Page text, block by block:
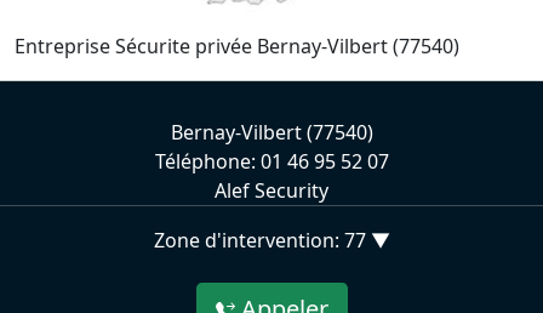
Entreprise Sécurite privée Bernay-Vilbert (77540)
Bernay-Vilbert (77540)
Téléphone: 01 46 95 52 07
Alef Security
Zone d'intervention: 77 ▼